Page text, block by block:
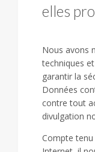
elles
Nous avons
techniques
garantir la
Données
contre tout
divulgation
Compte